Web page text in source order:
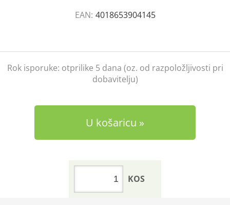
EAN: 4018653904145
Rok isporuke: otprilike 5 dana (oz. od razpoložljivosti pri
dobavitelju)
U košaricu
KOS